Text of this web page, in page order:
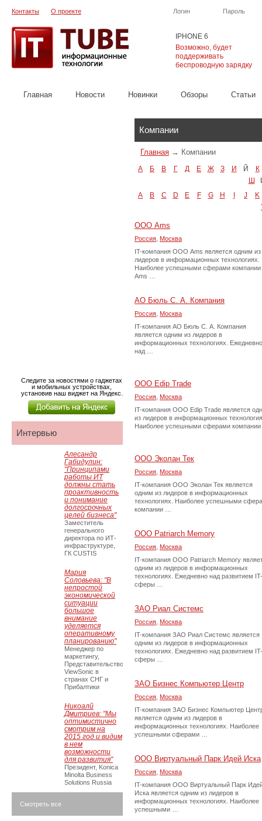
IPHONE 6
Возможно, будет
поддерживать
беспроводную зарядку
Логин Пароль
Контакты О проекте
Главная Новости Новинки Обзоры Cтатьи
Компании
Главная → Компании
А Б В Г Д Е Ж З И Й
К
Ш
A
B C D E F G H J
K
ООО Ams
Россия Москва
IT-компания ООО Ams является одним из
лидеров в информационных технологиях.
Наиболее успешными сферами компании
Ams …
АО Бюль С. А. Компания
Россия Москва
IT-компания АО Бюль С. А. Компания
является одним из лидеров в
информационных технологиях. Ежедневно
над …
ООО Edip Trade
Россия Москва
IT-компания ООО Edip Trade является
из лидеров в информационных
Наиболее успешными сферами
ООО Эколан Тек
Россия Москва
IT-компания ООО Эколан Тек является
одним из лидеров в информационных
технологиях. Наиболее успешными
компании …
ООО Patriarch Memory
Россия Москва
IT-компания ООО Patriarch Memory
одним из лидеров в информационных
технологиях. Ежедневно над развитием IT-
сферы …
ЗАО Риал Системс
Россия Москва
IT-компания ЗАО Риал Системс является
одним из лидеров в информационных
технологиях. Ежедневно над развитием IT-
сферы …
ЗАО Бизнес Компьютер Центр
Россия Москва
IT-компания ЗАО Бизнес Компьютер
является одним из лидеров в
информационных технологиях. Наиболее
успешными сферами …
ООО Виртуальный Парк Идей Иска
Россия Москва
IT-компания ООО Виртуальный Парк
Иска является одним из лидеров в
информационных технологиях. Наиболее
успешными …
Следите за новостями о гаджетах
и мобильных устройствах,
установив наш виджет на Яндекс.
Интервью
Алесандр
Габидулин:
"Принципами
работы ИТ
должны стать
проактивность
и понимание
долгосрочных
целей бизнеса"
Заместитель
генерального
директора по ИТ-
инфраструктуре,
ГК CUSTIS
Мария
Соловьева: "В
непростой
экономической
ситуации
большое
внимание
уделяется
оперативному
планированию"
Менеджер по
маркетингу,
Представительство
ViewSonic в
странах СНГ и
Прибалтики
Никоалй
Дмитриев: "Мы
оптимистично
смотрим на
2015 год и видим
в нем
возможности
для развития"
Президент, Konica
Minolta Business
Solutions Russia
Смотреть все